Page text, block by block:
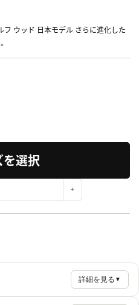
ウッド 日本モデル さらに進化した
を選択
詳細を見る ▼